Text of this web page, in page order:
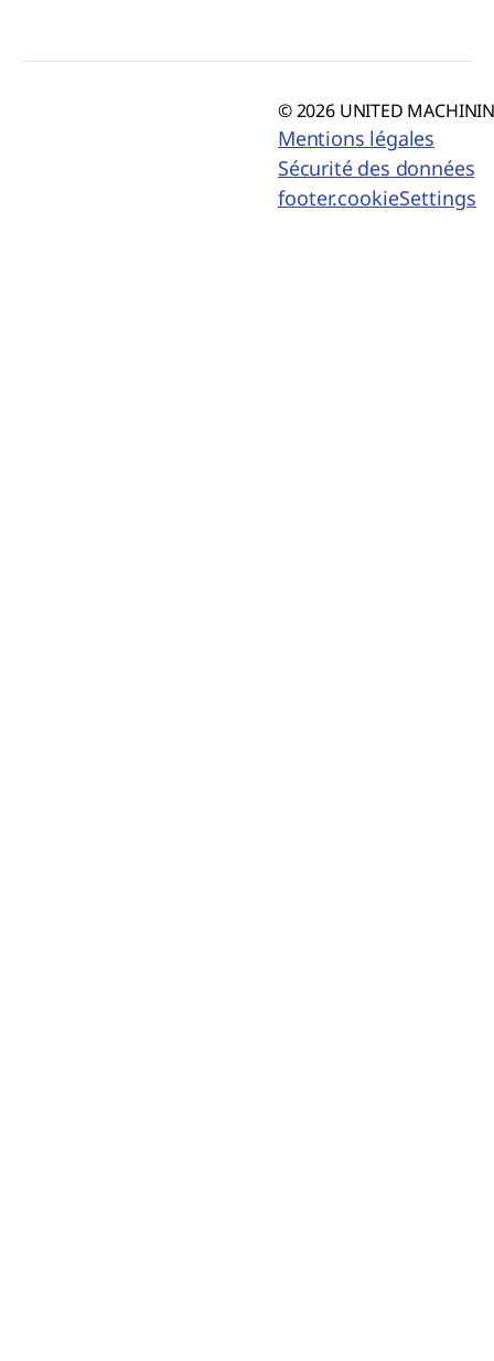
© 2026 UNITED
Mentions légales
Sécurité des données
footer.cookieSettings